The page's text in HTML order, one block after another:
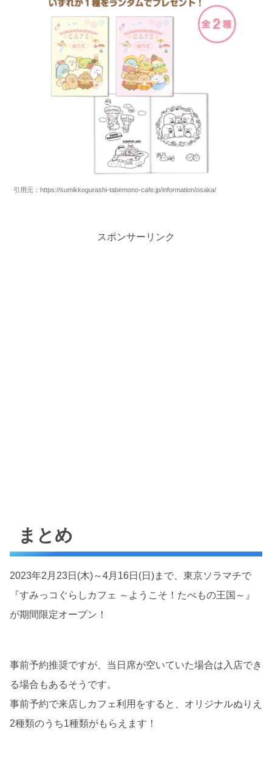
引用元：https://sumikkogurashi-tabemono-cafe.jp/information/osaka/
スポンサーリンク
まとめ
2023年2月23日(木)～4月16日(日)まで、東京ソラマチで
『すみっコぐらしカフェ ～ようこそ！たべもの王国～』
が期間限定オープン！
事前予約推奨ですが、当日席が空いていた場合は入店でき
る場合もあるそうです。
事前予約で来店しカフェ利用をすると、オリジナルぬりえ
2種類のうち1種類がもらえます！